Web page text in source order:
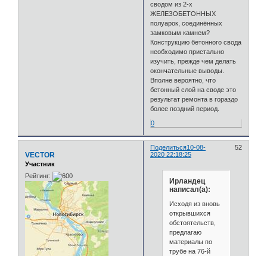
сводом из 2-х
ЖЕЛЕЗОБЕТОННЫХ
полуарок, соединённых
замковым камнем?
Конструкцию бетонного свода
необходимо пристально
изучить, прежде чем делать
окончательные выводы.
Вполне вероятно, что
бетонный слой на своде это
результат ремонта в гораздо
более поздний период.
0
Поделиться 52
10-08-
2020 22:18:25
VECTOR
Участник
Рейтинг:
Ирландец
написал(а):
Исходя из вновь
открывшихся
обстоятельств,
предлагаю
материалы по
трубе на 76-й